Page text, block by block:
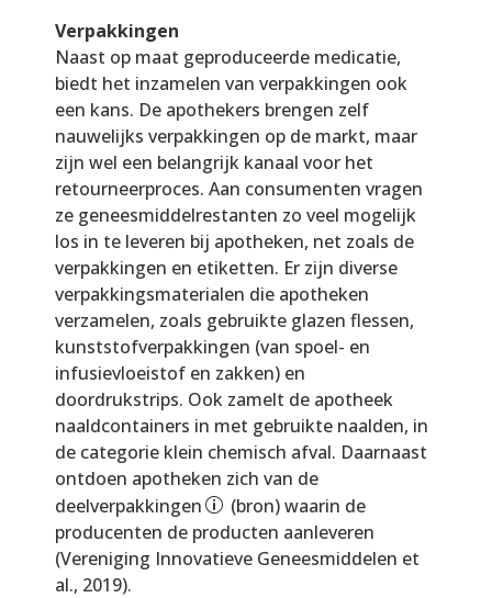
Verpakkingen
Naast op maat geproduceerde medicatie,
biedt het inzamelen van verpakkingen ook
een kans. De apothekers brengen zelf
nauwelijks verpakkingen op de markt, maar
zijn wel een belangrijk kanaal voor het
retourneerproces. Aan consumenten vragen
ze geneesmiddelrestanten zo veel mogelijk
los in te leveren bij apotheken, net zoals de
verpakkingen en etiketten. Er zijn diverse
verpakkingsmaterialen die apotheken
verzamelen, zoals gebruikte glazen flessen,
kunststofverpakkingen (van spoel- en
infusievloeistof en zakken) en
doordrukstrips. Ook zamelt de apotheek
naaldcontainers in met gebruikte naalden, in
de categorie klein chemisch afval. Daarnaast
ontdoen apotheken zich van de
deelverpakkingen
(bron) waarin de
producenten de producten aanleveren
(Vereniging Innovatieve Geneesmiddelen et
al., 2019).